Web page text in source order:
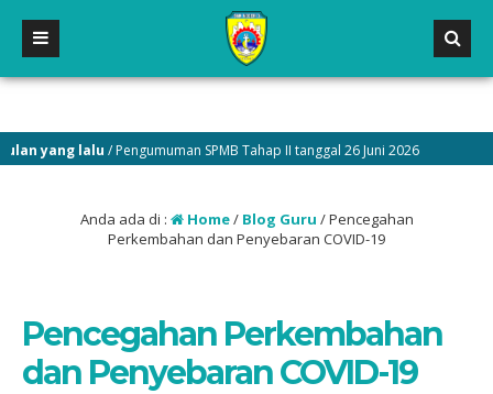
yang lalu/ Pengumuman SPMB Tahap II tanggal 26 Juni 2026
Anda ada di : Home/ Blog Guru /Pencegahan
Perkembahan dan Penyebaran COVID-19
Pencegahan Perkembahan
dan Penyebaran COVID-19